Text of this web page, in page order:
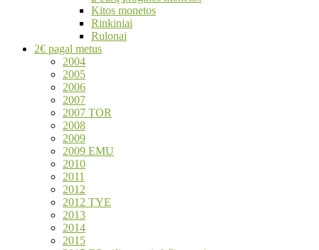
Kitos monetos
Rinkiniai
Rulonai
2€ pagal metus
2004
2005
2006
2007
2007 TOR
2008
2009
2009 EMU
2010
2011
2012
2012 TYE
2013
2014
2015